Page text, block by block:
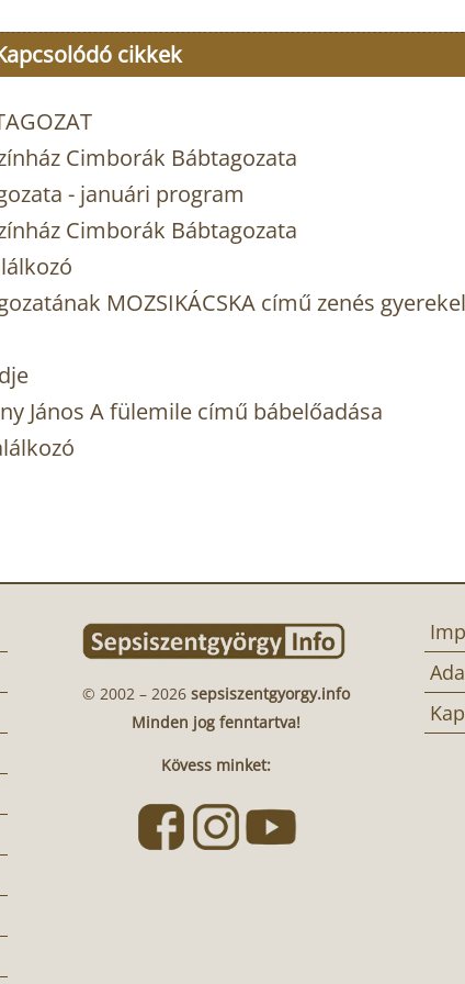
cikkek
Cimborák Bábtagozata
- januári program
Cimborák Bábtagozata
MOZSIKÁCSKA című zenés
János A fülemile című bábelőadása
© 2002 – 2026 sepsiszentgyorgy.info
Minden jog fenntartva!
Kövess minket: